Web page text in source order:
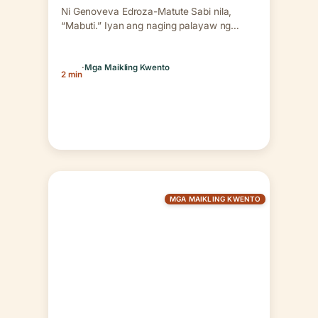
Ni Genoveva Edroza-Matute Sabi nila,
“Mabuti.” Iyan ang naging palayaw ng
2 min
·Mga Maikling Kwento
MGA MAIKLING KWENTO